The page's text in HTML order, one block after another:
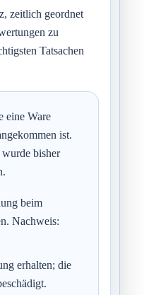
zeitlich geordnet
zu
Tatsachen
eine Ware
ist.
bisher
beim
Nachweis:
erhalten; die